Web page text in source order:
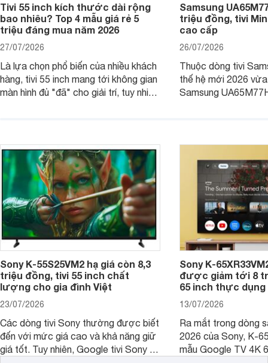
Tivi 55 inch kích thước dài rộng
bao nhiêu? Top 4 mẫu giá rẻ 5
triệu đáng mua năm 2026
27/07/2026
Là lựa chọn phổ biến của nhiều khách
hàng, tivi 55 inch mang tới không gian
màn hình đủ "đã" cho giải trí, tuy nhiên
dùng cho phòng bao nhiêu m2?
Samsung
triệu đồng, tivi
cao cấp
26/07/2026
Thuộc dòng tivi
thế hệ mới 2026
Samsung
Sony K-55S25VM2 hạ giá còn 8,3
triệu đồng, tivi 55 inch chất
lượng cho gia đình Việt
23/07/2026
Các dòng tivi Sony thường được biết
đến với mức giá cao và khả năng giữ
giá tốt. Tuy nhiên, Google tivi Sony 55
Sony K-
được giảm tới 8
65 inch thực
13/07/2026
Ra mắt trong dòng
2026 của Sony, K-
mẫu Google TV 4K